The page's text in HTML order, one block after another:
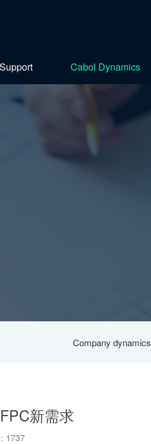
Support Cabol Dynamics
Company dynamics
新需求
1737